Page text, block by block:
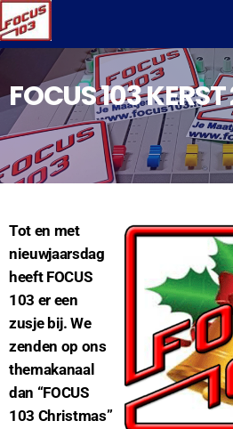
FOCUS 103
Tot en met
nieuwjaarsdag
heeft FOCUS
103 er een
zusje bij. We
zenden op ons
themakanaal
dan “FOCUS
103 Christmas”